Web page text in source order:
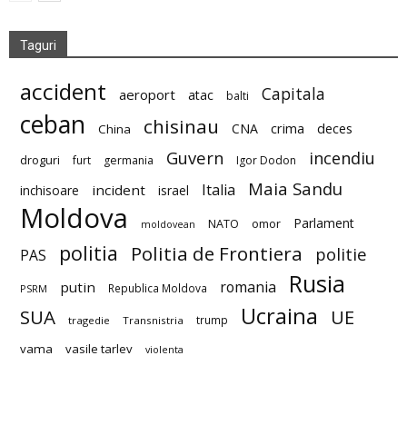
Taguri
accident aeroport atac balti Capitala
ceban China chisinau CNA crima deces
droguri furt germania Guvern Igor Dodon incendiu
inchisoare incident israel Italia Maia Sandu
Moldova moldovean NATO omor Parlament
PAS politia Politia de Frontiera politie
PSRM putin Republica Moldova romania Rusia
SUA tragedie Transnistria trump Ucraina UE
vama vasile tarlev violenta